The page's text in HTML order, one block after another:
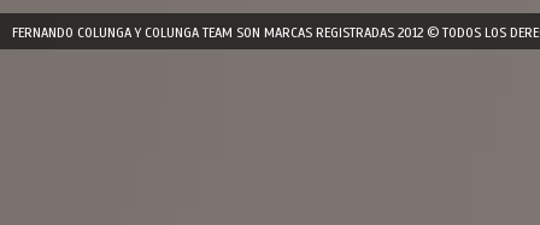
FERNANDO COLUNGA Y COLUNGA TEAM SON MARCAS REGISTRADAS 2012 © TODOS LOS